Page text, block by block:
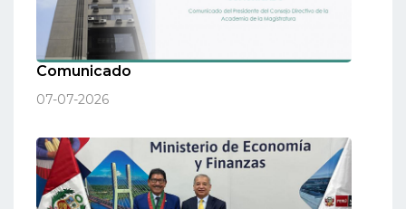
Comunicado
07-07-2026